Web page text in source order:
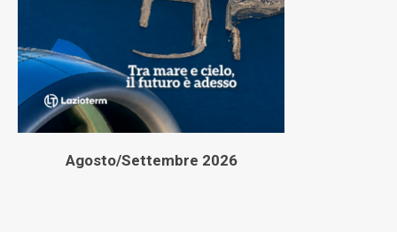
Agosto/Settembre 2026